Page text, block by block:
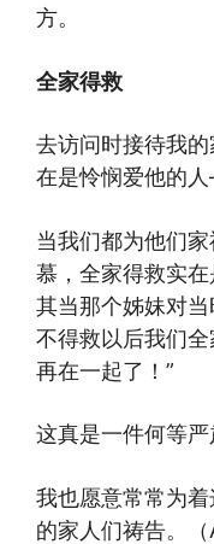
方。
全家得救
去访问时接待我
在是怜悯爱他的人
当我们都为他们
慕，全家得救实在
其当那个姊妹对
不得救以后我们
再在一起了！”
这真是一件何等严
我也愿意常常为
的家人们祷告。（